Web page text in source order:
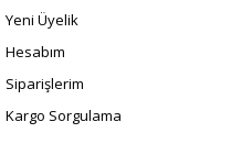
Yeni Üyelik
Hesabım
Siparişlerim
Kargo Sorgulama